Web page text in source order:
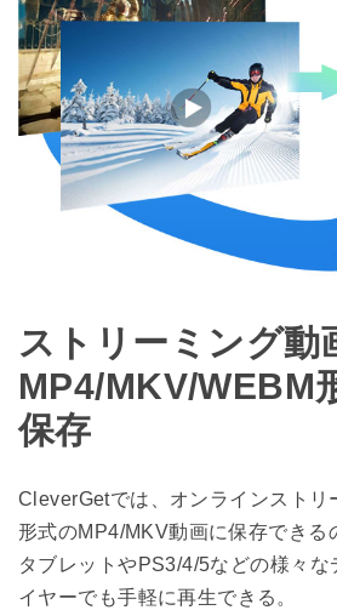
ストリーミング動
MP4/MKV/WEBM
保存
CleverGetでは、オンラインストリ
形式のMP4/MKV動画に保存できる
タブレットやPS3/4/5などの様々な
イヤーでも手軽に再生できる。